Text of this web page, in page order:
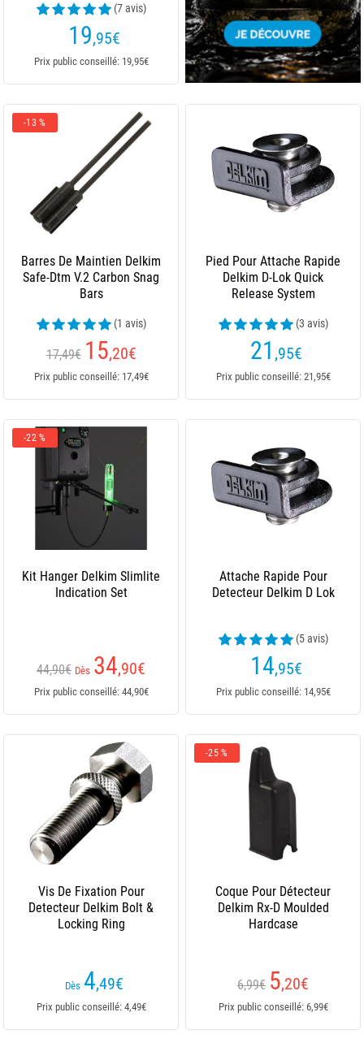
(7 avis)
19,95€
Prix public conseillé: 19,95€
-13 %
Barres De Maintien Delkim
Safe-Dtm V.2 Carbon Snag
Bars
(1 avis)
17,49€ 15,20€
Prix public conseillé: 17,49€
Pied Pour Attache Rapide
Delkim D-Lok Quick
Release System
(3 avis)
21 ,95€
Prix public conseillé: 21,95€
-22 %
Kit Hanger Delkim Slimlite
Indication Set
44,90€ Dès 34,90€
Prix public conseillé: 44,90€
Attache Rapide Pour
Detecteur Delkim D Lok
(5 avis)
14,95€
Prix public conseillé: 14,95€
Vis De Fixation Pour
Detecteur Delkim Bolt &
Locking Ring
Dès 4,49€
Prix public conseillé: 4,49€
-25 %
Coque Pour Détecteur
Delkim Rx-D Moulded
Hardcase
6,99€ 5,20€
Prix public conseillé: 6,99€